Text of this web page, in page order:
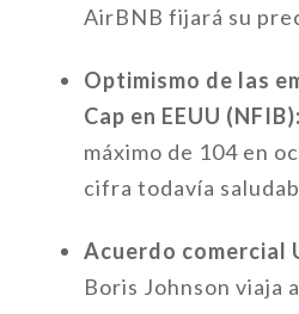
AirBNB fijará su
Optimismo de las
Cap en EEUU (NFIB):
máximo de 104 en
cifra todavía
Acuerdo comercial
Boris Johnson viaja